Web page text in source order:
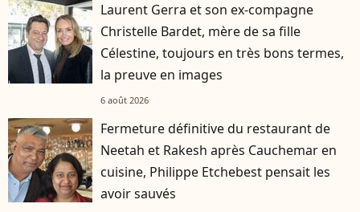
Laurent Gerra et son ex-compagne
Christelle Bardet, mère de sa fille
Célestine, toujours en très bons termes,
la preuve en images
6 août 2026
Fermeture définitive du restaurant de
Neetah et Rakesh après Cauchemar en
cuisine, Philippe Etchebest pensait les
avoir sauvés